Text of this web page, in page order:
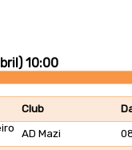
Club
AD Mazi
10:00